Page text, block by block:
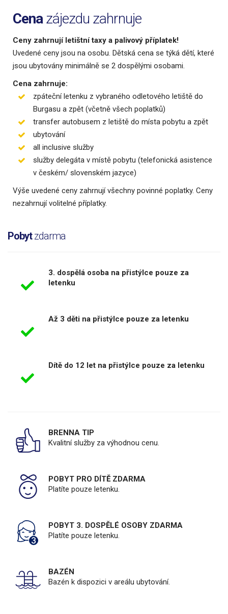
Cenazájezdu zahrnuje
Ceny zahrnují letištní taxy a palivový příplatek!
Uvedené ceny jsou na osobu. Dětská cena se týká dětí, které
jsou ubytovány minimálně se 2 dospělými osobami.
Cena zahrnuje:
zpáteční letenku z vybraného odletového letiště do
Burgasu a zpět (včetně všech poplatků)
transfer autobusem z letiště do místa pobytu a zpět
ubytování
all inclusive služby
služby delegáta v místě pobytu (telefonická asistence
v českém/ slovenském jazyce)
Výše uvedené ceny zahrnují všechny povinné poplatky. Ceny
nezahrnují volitelné příplatky.
Pobytzdarma
3. dospělá osoba na přistýlce pouze za
letenku
Až 3 děti na přistýlce pouze za letenku
Dítě do 12 let na přistýlce pouze za letenku
BRENNA TIP
Kvalitní služby za výhodnou cenu.
POBYT PRO DÍTĚ ZDARMA
Platíte pouze letenku.
POBYT 3. DOSPĚLÉ OSOBY ZDARMA
Platíte pouze letenku.
BAZÉN
Bazén k dispozici v areálu ubytování.